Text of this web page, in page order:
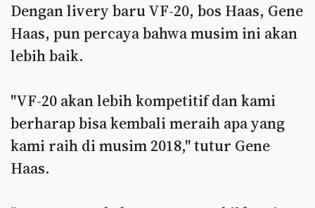
Dengan livery baru VF-20, bos Haas, Gene
Haas, pun percaya bahwa musim ini akan
lebih baik.
"VF-20 akan lebih kompetitif dan kami
berharap bisa kembali meraih apa yang
kami raih di musim 2018," tutur Gene
Haas.